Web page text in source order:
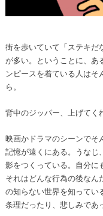
街を歩いていて「ステキだ
が多い。ということに、あ
ンピースを着ている人は
ら。
背中のジッパー、上げてく
映画かドラマのシーンでそ
記憶が遠くにある。うなじ
影をつくっている。自分に
それはどんな行為の後なん
の知らない世界を知ってい
条理だったり、悲しみであ